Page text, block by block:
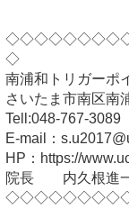
◇
南浦和トリガー
さいたま市南区南
Tell:048-767-3089
E-mail：
HP：https://
院長 内久根進